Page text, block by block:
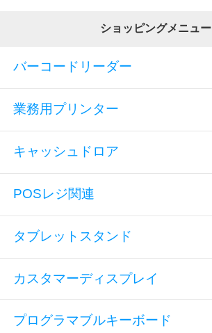
ショッピングメニュー
バーコードリーダー
業務用プリンター
キャッシュドロア
POSレジ関連
タブレットスタンド
カスタマーディスプレイ
プログラマブルキーボード